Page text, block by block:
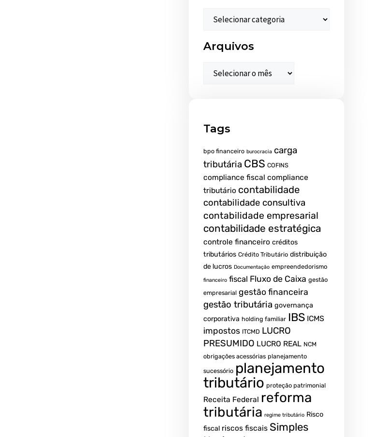
Arquivos
Tags
bpo financeiro burocracia carga
tributária CBS COFINS
compliance fiscal compliance
tributário contabilidade
contabilidade consultiva
contabilidade empresarial
contabilidade estratégica
controle financeiro créditos
tributários Crédito Tributário distribuição
de lucros Documentação empreendedorismo
financeiro fiscal Fluxo de Caixa gestão
empresarial gestão financeira
gestão tributária governança
corporativa holding familiar IBS ICMS
impostos ITCMD LUCRO
PRESUMIDO LUCRO REAL NCM
obrigações acessórias planejamento
sucessório planejamento
tributário proteção patrimonial
Receita Federal reforma
tributária regime tributário Risco
fiscal riscos fiscais Simples